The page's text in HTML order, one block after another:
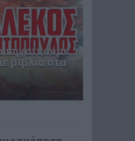
πηγαίνουμε
βιβλία στα